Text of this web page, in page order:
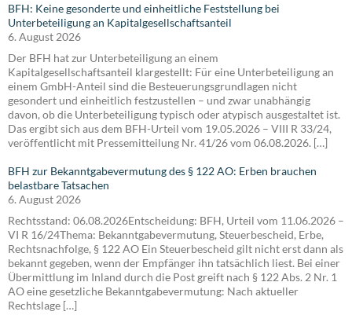
BFH: Keine gesonderte und einheitliche Feststellung bei
Unterbeteiligung an Kapitalgesellschaftsanteil
6. August 2026
Der BFH hat zur Unterbeteiligung an einem
Kapitalgesellschaftsanteil klargestellt: Für eine Unterbeteiligung an
einem GmbH-Anteil sind die Besteuerungsgrundlagen nicht
gesondert und einheitlich festzustellen – und zwar unabhängig
davon, ob die Unterbeteiligung typisch oder atypisch ausgestaltet ist.
Das ergibt sich aus dem BFH-Urteil vom 19.05.2026 – VIII R 33/24,
veröffentlicht mit Pressemitteilung Nr. 41/26 vom 06.08.2026. […]
BFH zur Bekanntgabevermutung des § 122 AO: Erben brauchen
belastbare Tatsachen
6. August 2026
Rechtsstand: 06.08.2026Entscheidung: BFH, Urteil vom 11.06.2026 –
VI R 16/24Thema: Bekanntgabevermutung, Steuerbescheid, Erbe,
Rechtsnachfolge, § 122 AO Ein Steuerbescheid gilt nicht erst dann als
bekannt gegeben, wenn der Empfänger ihn tatsächlich liest. Bei einer
Übermittlung im Inland durch die Post greift nach § 122 Abs. 2 Nr. 1
AO eine gesetzliche Bekanntgabevermutung: Nach aktueller
Rechtslage […]